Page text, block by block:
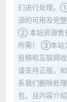
们进行处理。
源的可用及完
② 本站资源售
所需！ ③本站
投稿和互联网
请支持正版，
系我们删除处
包，且内容介